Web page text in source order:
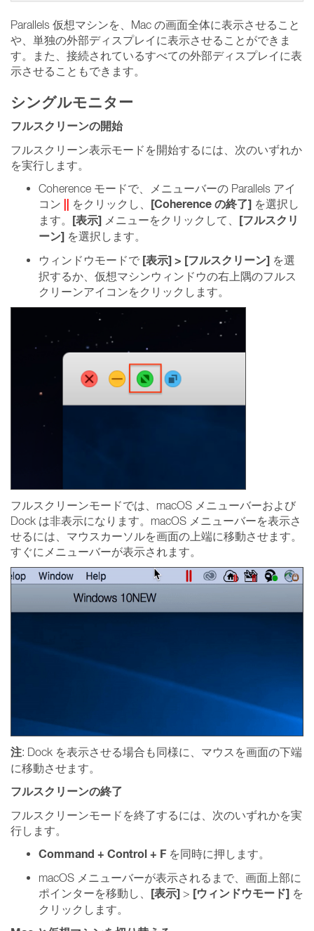
Parallels 仮想マシンを、Mac の画面全体に表示させること
や、単独の外部ディスプレイに表示させることができま
す。また、接続されているすべての外部ディスプレイに表
示させることもできます。
シングルモニター
フルスクリーンの開始
フルスクリーン表示モードを開始するには、次のいずれか
を実行します。
Coherence モードで、メニューバーの Parallels アイ
コン
をクリックし、 [Coherence の終了] を選択し
ます。 [表示] メニューをクリックして、 [フルスクリ
ーン] を選択します。
ウィンドウモードで [表示] > [フルスクリーン] を選
択するか、仮想マシンウィンドウの右上隅のフルス
クリーンアイコンをクリックします。
フルスクリーンモードでは、macOS メニューバーおよび
Dock は非表示になります。macOS メニューバーを表示さ
せるには、マウスカーソルを画面の上端に移動させます。
すぐにメニューバーが表示されます。
注: Dock を表示させる場合も同様に、マウスを画面の下端
に移動させます。
フルスクリーンの終了
フルスクリーンモードを終了するには、次のいずれかを実
行します。
Command + Control + Fを同時に押します。
macOS メニューバーが表示されるまで、画面上部に
ポインターを移動し、 [表示] > [ウィンドウモード] を
クリックします。